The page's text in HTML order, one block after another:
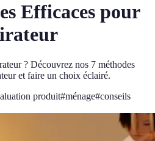
Efficaces pour
? Découvrez nos 7 méthodes
et faire un choix éclairé.
produit#ménage#conseils